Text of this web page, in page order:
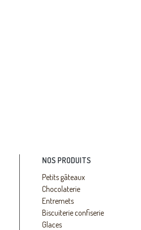
NOS PRODUITS
Petits gâteaux
Chocolaterie
Entremets
Biscuiterie confiserie
Glaces